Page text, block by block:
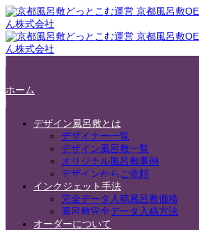
ホーム
デザイン風呂敷とは
デザイナー一覧
デザイン風呂敷一覧
オリジナル風呂敷事例
デザインからご依頼
インクジェット手法
完全データ入稿風呂敷価格
風呂敷完全データ入稿方法
オーダーについて